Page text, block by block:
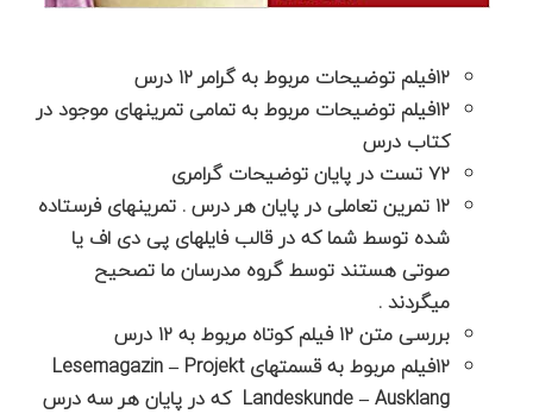
۱۲فیلم توضیحات مربوط به گرامر ۱۲ درس
۱۲فیلم توضیحات مربوط به تمامی تمرینهای موجود در
کتاب درس
۷۲ تست در پایان توضیحات گرامری
۱۲ تمرین تعاملی در پایان هر درس . تمرینهای فرستاده
شده توسط شما که در قالب فایلهای پی دی اف یا
صوتی هستند توسط گروه مدرسان ما تصحیح
میگردند .
بررسی متن ۱۲ فیلم کوتاه مربوط به ۱۲ درس
۱۲فیلم مربوط به قسمتهای Lesemagazin – Projekt
Landeskunde – Ausklang که در پایان هر سه درس